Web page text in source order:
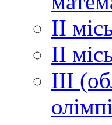
ІІ
ІІ
ІІІ